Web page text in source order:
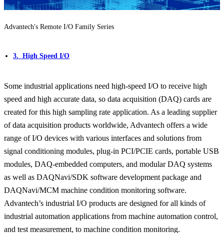
Advantech's Remote I/O Family Series
3. High Speed I/O
Some industrial applications need high-speed I/O to receive high
speed and high accurate data, so data acquisition (DAQ) cards are
created for this high sampling rate application. As a leading supplier
of data acquisition products worldwide, Advantech offers a wide
range of I/O devices with various interfaces and solutions from
signal conditioning modules, plug-in PCI/PCIE cards, portable USB
modules, DAQ-embedded computers, and modular DAQ systems
as well as DAQNavi/SDK software development package and
DAQNavi/MCM machine condition monitoring software.
Advantech’s industrial I/O products are designed for all kinds of
industrial automation applications from machine automation control,
and test measurement, to machine condition monitoring.